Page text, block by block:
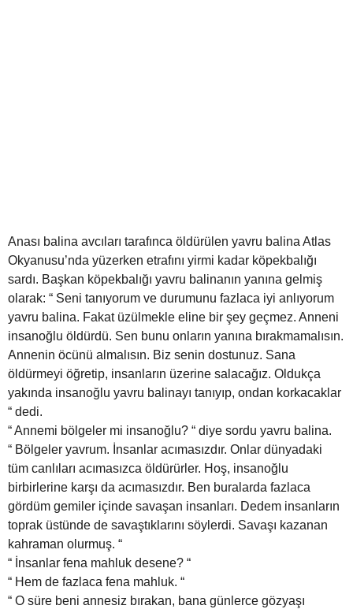
Anası balina avcıları tarafınca öldürülen yavru balina Atlas
Okyanusu’nda yüzerken etrafını yirmi kadar köpekbalığı
sardı. Başkan köpekbalığı yavru balinanın yanına gelmiş
olarak: “ Seni tanıyorum ve durumunu fazlaca iyi anlıyorum
yavru balina. Fakat üzülmekle eline bir şey geçmez. Anneni
insanoğlu öldürdü. Sen bunu onların yanına bırakmamalısın.
Annenin öcünü almalısın. Biz senin dostunuz. Sana
öldürmeyi öğretip, insanların üzerine salacağız. Oldukça
yakında insanoğlu yavru balinayı tanıyıp, ondan korkacaklar
“ dedi.
“ Annemi bölgeler mi insanoğlu? “ diye sordu yavru balina.
“ Bölgeler yavrum. İnsanlar acımasızdır. Onlar dünyadaki
tüm canlıları acımasızca öldürürler. Hoş, insanoğlu
birbirlerine karşı da acımasızdır. Ben buralarda fazlaca
gördüm gemiler içinde savaşan insanları. Dedem insanların
toprak üstünde de savaştıklarını söylerdi. Savaşı kazanan
kahraman olurmuş. “
“ İnsanlar fena mahluk desene? “
“ Hem de fazlaca fena mahluk. “
“ O süre beni annesiz bırakan, bana günlerce gözyaşı